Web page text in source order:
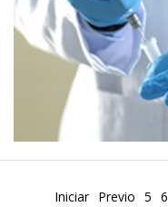
Iniciar Previo 5 6